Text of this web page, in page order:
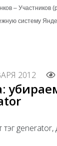
– Участников
систему
2012